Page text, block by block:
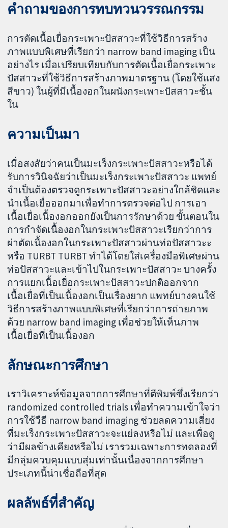
คำถามของการทบทวนวรรณกรรม
การตัดเนื้อเยื่อกระเพาะปัสสาวะที่ใช้วิธีการสร้าง
ภาพแบบพิเศษที่เรียกว่า narrow band imaging เป็น
อย่างไร เมื่อเปรียบเทียบกับการตัดเนื้อเยื่อกระเพาะ
ปัสสาวะที่ใช้วิธีการสร้างภาพมาตรฐาน (โดยใช้แสง
สีขาว) ในผู้ที่มีเนื้องอกในผนังกระเพาะปัสสาวะชั้น
ใน
ความเป็นมา
เมื่อสงสัยว่าคนเป็นมะเร็งกระเพาะปัสสาวะหรือได้
รับการวินิจฉัยว่าเป็นมะเร็งกระเพาะปัสสาวะ แพทย์
จำเป็นต้องตรวจดูกระเพาะปัสสาวะอย่างใกล้ชิดและ
นำเนื้อเยื่อออกมาเพื่อทำการตรวจต่อไป การเอา
เนื้อเยื่อเนื้องอกออกยังเป็นการรักษาด้วย ขั้นตอนใน
การกำจัดเนื้องอกในกระเพาะปัสสาวะเรียกว่าการ
ผ่าตัดเนื้องอกในกระเพาะปัสสาวผ่านท่อปัสสาวะะ
หรือ TURBT TURBT ทำได้โดยใส่เครื่องมือพิเศษผ่าน
ท่อปัสสาวะและเข้าไปในกระเพาะปัสสาวะ บางครั้ง
การแยกเนื้อเยื่อกระเพาะปัสสาวะปกติออกจาก
เนื้อเยื่อที่เป็นเนื้องอกเป็นเรื่องยาก แพทย์บางคนใช้
วิธีการสร้างภาพแบบพิเศษที่เรียกว่าการถ่ายภาพ
ด้วย narrow band imaging เพื่อช่วยให้เห็นภาพ
เนื้อเยื่อที่เป็นเนื้องอก
ลักษณะการศึกษา
เราวิเคราะห์ข้อมูลจากการศึกษาที่ตีพิมพ์ซึ่งเรียกว่า
randomized controlled trials เพื่อทำความเข้าใจว่า
การใช้วืธี narrow band imaging ช่วยลดความเสี่ยง
ที่มะเร็งกระเพาะปัสสาวะจะแย่ลงหรือไม่ และเพื่อดู
ว่ามีผลข้างเคียงหรือไม่ เรารวมเฉพาะการทดลองที่
มีกลุ่มควบคุมแบบสุ่มเท่านั้นเนื่องจากการศึกษา
ประเภทนี้น่าเชื่อถือที่สุด
ผลลัพธ์ที่สำคัญ